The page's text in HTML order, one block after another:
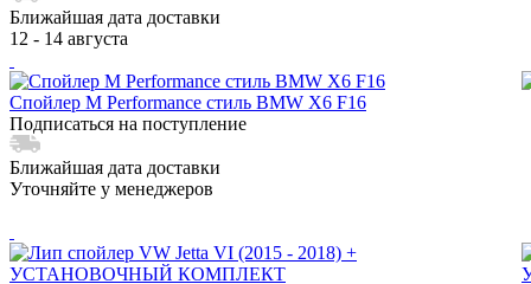
Ближайшая дата доставки
12 - 14 августа
Спойлер M Performance стиль BMW X6 F16
Подписаться на поступление
Ближайшая дата доставки
Уточняйте у менеджеров